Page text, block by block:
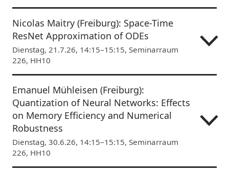
Nicolas Maitry (Freiburg): Space-Time
ResNet Approximation of ODEs
Dienstag, 21.7.26, 14:15–15:15, Seminarraum
226, HH10
Emanuel Mühleisen (Freiburg):
Quantization of Neural Networks: Effects
on Memory Efficiency and Numerical
Robustness
Dienstag, 30.6.26, 14:15–15:15, Seminarraum
226, HH10